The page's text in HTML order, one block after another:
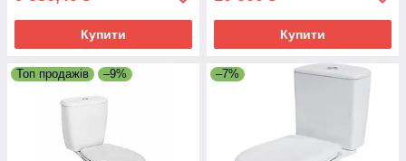
Купити Купити
Топ продажів –9% –7%